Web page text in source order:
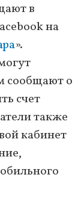
в
на
».
сообщают о
счет
также
кабинет